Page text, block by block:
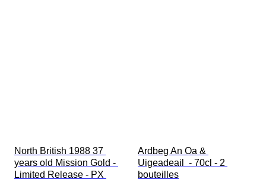
North British 1988 37
years old Mission Gold -
Limited Release - PX
Ardbeg An Oa &
Uigeadeail  - 70cl - 2
bouteilles